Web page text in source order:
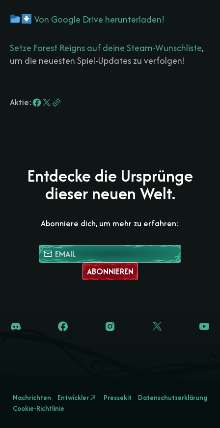
Von Google Drive herunterladen!
Setze Forest Reigns auf deine Steam-Wunschliste,
um die neuesten Spiel-Updates zu verfolgen!
Aktie:
Entdecke die Ursprünge
dieser neuen Welt.
Abonniere dich, um mehr zu erfahren:
ABONNIEREN
Nachrichten Entwickler Pressekit
Datenschutzerklärung
Cookie-Richtlinie